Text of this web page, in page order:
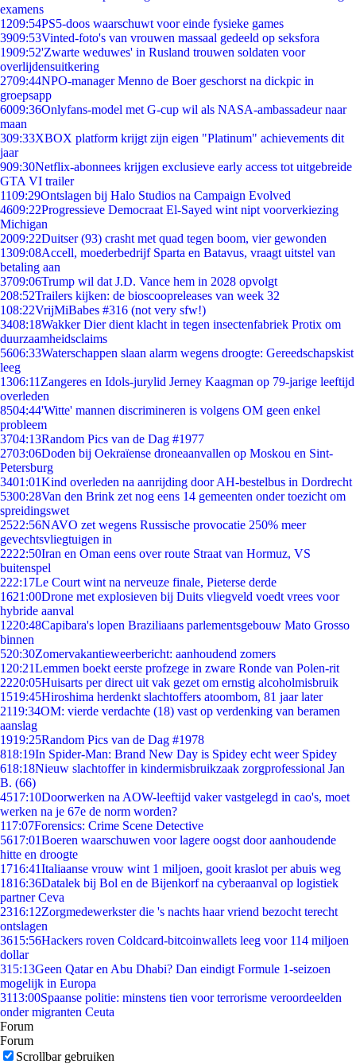
examens
1209:54PS5-doos waarschuwt voor einde fysieke games
3909:53Vinted-foto's van vrouwen massaal gedeeld op seksfora
1909:52'Zwarte weduwes' in Rusland trouwen soldaten voor
overlijdensuitkering
2709:44NPO-manager Menno de Boer geschorst na dickpic in
groepsapp
6009:36Onlyfans-model met G-cup wil als NASA-ambassadeur naar
maan
309:33XBOX platform krijgt zijn eigen "Platinum" achievements dit
jaar
909:30Netflix-abonnees krijgen exclusieve early access tot uitgebreide
GTA VI trailer
1109:29Ontslagen bij Halo Studios na Campaign Evolved
4609:22Progressieve Democraat El-Sayed wint nipt voorverkiezing
Michigan
2009:22Duitser (93) crasht met quad tegen boom, vier gewonden
1309:08Accell, moederbedrijf Sparta en Batavus, vraagt uitstel van
betaling aan
3709:06Trump wil dat J.D. Vance hem in 2028 opvolgt
208:52Trailers kijken: de bioscoopreleases van week 32
108:22VrijMiBabes #316 (not very sfw!)
3408:18Wakker Dier dient klacht in tegen insectenfabriek Protix om
duurzaamheidsclaims
5606:33Waterschappen slaan alarm wegens droogte: Gereedschapskist
leeg
1306:11 Zangeres en Idols-jurylid Jerney Kaagman op 79-jarige leeftijd
overleden
8504:44'Witte' mannen discrimineren is volgens OM geen enkel
probleem
3704:13Random Pics van de Dag #1977
2703:06Doden bij Oekraïense droneaanvallen op Moskou en Sint-
Petersburg
3401:01Kind overleden na aanrijding door AH-bestelbus in Dordrecht
5300:28Van den Brink zet nog eens 14 gemeenten onder toezicht om
spreidingswet
2522:56NAVO zet wegens Russische provocatie 250% meer
gevechtsvliegtuigen in
2222:50Iran en Oman eens over route Straat van Hormuz, VS
buitenspel
222:17Le Court wint na nerveuze finale, Pieterse derde
1621:00Drone met explosieven bij Duits vliegveld voedt vrees voor
hybride aanval
1220:48Capibara's lopen Braziliaans parlementsgebouw Mato Grosso
binnen
520:30Zomervakantieweerbericht: aanhoudend zomers
1 20:21Lemmen boekt eerste profzege in zware Ronde van Polen-rit
2220:05Huisarts per direct uit vak gezet om ernstig alcoholmisbruik
1519:45Hiroshima herdenkt slachtoffers atoombom, 81 jaar later
2119:34OM: vierde verdachte (18) vast op verdenking van beramen
aanslag
1919:25Random Pics van de Dag #1978
818:19In Spider-Man: Brand New Day is Spidey echt weer Spidey
618:18Nieuw slachtoffer in kindermisbruikzaak zorgprofessional Jan
B. (66)
4517:10Doorwerken na AOW-leeftijd vaker vastgelegd in cao's, moet
werken na je 67e de norm worden?
117:07Forensics: Crime Scene Detective
5617:01Boeren waarschuwen voor lagere oogst door aanhoudende
hitte en droogte
1716:41Italiaanse vrouw wint 1 miljoen, gooit kraslot per abuis weg
1816:36Datalek bij Bol en de Bijenkorf na cyberaanval op logistiek
partner Ceva
2316:12Zorgmedewerkster die 's nachts haar vriend bezocht terecht
ontslagen
3615:56Hackers roven Coldcard-bitcoinwallets leeg voor 114 miljoen
dollar
315:13Geen Qatar en Abu Dhabi? Dan eindigt Formule 1-seizoen
mogelijk in Europa
3113:00Spaanse politie: minstens tien voor terrorisme veroordeelden
onder migranten Ceuta
Forum
Forum
Scrollbar gebruiken